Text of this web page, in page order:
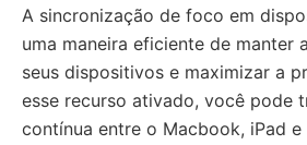
A sincronização de foco em
uma maneira eficiente de manter
seus dispositivos e maximizar a
esse recurso ativado, você pode
contínua entre o Macbook, iPad e